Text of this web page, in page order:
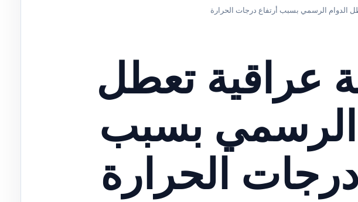
الدوام الرسمي بسبب أرتفاع درجات الحرارة
عراقية تعطل
الرسمي بسبب
الحرارة